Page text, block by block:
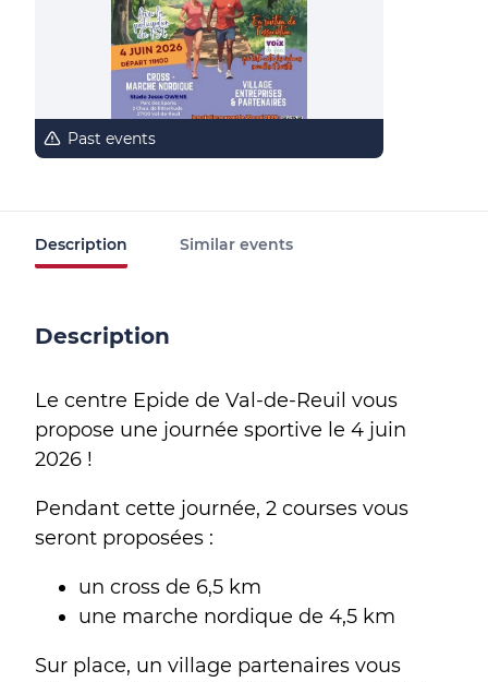
Past events
Description Similar events
Description
Le centre Epide de Val-de-Reuil vous
propose une journée sportive le 4 juin
2026 !
Pendant cette journée, 2 courses vous
seront proposées :
un cross de 6,5 km
une marche nordique de 4,5 km
Sur place, un village partenaires vous